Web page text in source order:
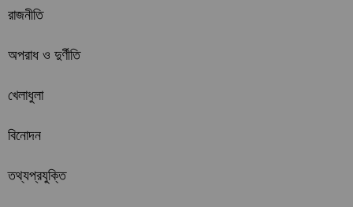
রাজনীতি
অপরাধ ও দুর্ণীতি
খেলাধুলা
বিনোদন
তথ্যপ্রযুক্তি